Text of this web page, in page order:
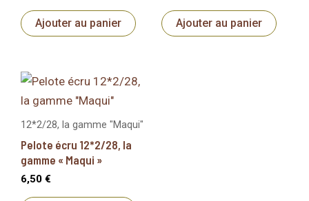
Ajouter au panier Ajouter au panier
12*2/28, la gamme "Maqui"
Pelote écru 12*2/28, la
gamme « Maqui »
6,50 €